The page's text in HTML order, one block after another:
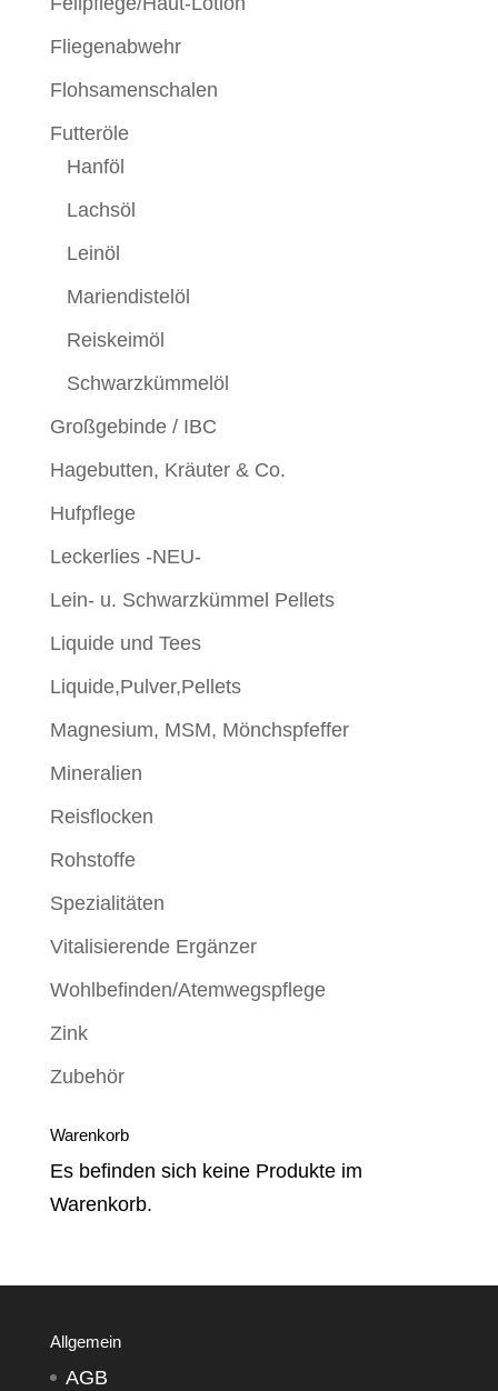
Fliegenabwehr
Flohsamenschalen
Futteröle
Hanföl
Lachsöl
Leinöl
Mariendistelöl
Reiskeimöl
Schwarzkümmelöl
Großgebinde / IBC
Hagebutten, Kräuter & Co.
Hufpflege
Leckerlies -NEU-
Lein- u. Schwarzkümmel Pellets
Liquide und Tees
Liquide,Pulver,Pellets
Magnesium, MSM, Mönchspfeffer
Mineralien
Reisflocken
Rohstoffe
Spezialitäten
Vitalisierende Ergänzer
Wohlbefinden/Atemwegspflege
Zink
Zubehör
Warenkorb
Es befinden sich keine Produkte im
Warenkorb.
Allgemein
AGB